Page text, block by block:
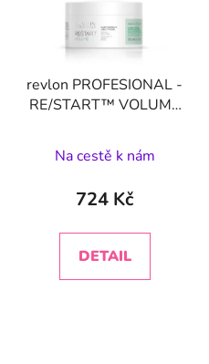
revlon PROFESIONAL -
RE/START™ VOLUME
MASK - 250 ML
Na cestě k nám
724 Kč
DETAIL